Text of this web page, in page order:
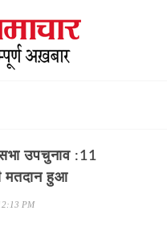
उपचुनाव :11
मतदान हुआ
PM